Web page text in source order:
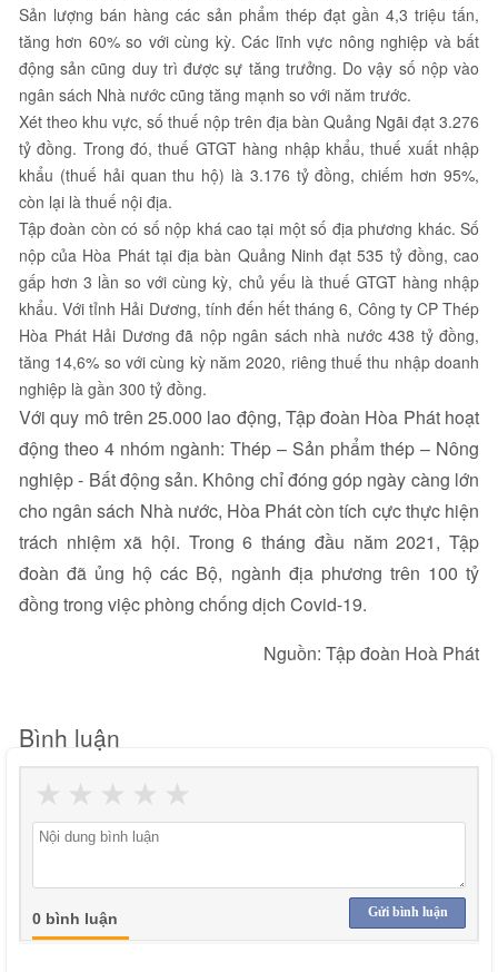
Sản lượng bán hàng các sản phẩm thép đạt gần 4,3 triệu tấn,
tăng hơn 60% so với cùng kỳ. Các lĩnh vực nông nghiệp và bất
động sản cũng duy trì được sự tăng trưởng. Do vậy số nộp vào
ngân sách Nhà nước cũng tăng mạnh so với năm trước.
Xét theo khu vực, số thuế nộp trên địa bàn Quảng Ngãi đạt 3.276
tỷ đồng. Trong đó, thuế GTGT hàng nhập khẩu, thuế xuất nhập
khẩu (thuế hải quan thu hộ) là 3.176 tỷ đồng, chiếm hơn 95%,
còn lại là thuế nội địa.
Tập đoàn còn có số nộp khá cao tại một số địa phương khác. Số
nộp của Hòa Phát tại địa bàn Quảng Ninh đạt 535 tỷ đồng, cao
gấp hơn 3 lần so với cùng kỳ, chủ yếu là thuế GTGT hàng nhập
khẩu. Với tỉnh Hải Dương, tính đến hết tháng 6, Công ty CP Thép
Hòa Phát Hải Dương đã nộp ngân sách nhà nước 438 tỷ đồng,
tăng 14,6% so với cùng kỳ năm 2020, riêng thuế thu nhập doanh
nghiệp là gần 300 tỷ đồng.
Với quy mô trên 25.000 lao động, Tập đoàn Hòa Phát hoạt
động theo 4 nhóm ngành: Thép – Sản phẩm thép – Nông
nghiệp - Bất động sản. Không chỉ đóng góp ngày càng lớn
cho ngân sách Nhà nước, Hòa Phát còn tích cực thực hiện
trách nhiệm xã hội. Trong 6 tháng đầu năm 2021, Tập
đoàn đã ủng hộ các Bộ, ngành địa phương trên 100 tỷ
đồng trong việc phòng chống dịch Covid-19.
Nguồn: Tập đoàn Hoà Phát
Bình luận
★
★
★
★
★
Gửi bình luận
0 bình luận